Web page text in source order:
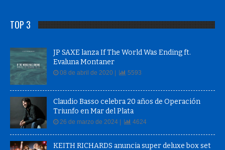
TOP 3
JP SAXE lanza If The World Was Ending ft.
Evaluna Montaner
08 de abril de 2020 | 5593
Claudio Basso celebra 20 años de Operación
Triunfo en Mar del Plata
26 de marzo de 2024 | 4624
KEITH RICHARDS anuncia super deluxe box set